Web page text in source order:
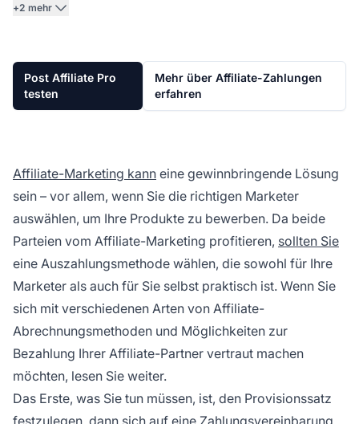
+2 mehr
Post Affiliate Pro
testen
Mehr über Affiliate-Zahlungen
erfahren
Affiliate-Marketing kann eine gewinnbringende Lösung
sein – vor allem, wenn Sie die richtigen Marketer
auswählen, um Ihre Produkte zu bewerben. Da beide
Parteien vom Affiliate-Marketing profitieren, sollten Sie
eine Auszahlungsmethode wählen, die sowohl für Ihre
Marketer als auch für Sie selbst praktisch ist. Wenn Sie
sich mit verschiedenen Arten von Affiliate-
Abrechnungsmethoden und Möglichkeiten zur
Bezahlung Ihrer Affiliate-Partner vertraut machen
möchten, lesen Sie weiter.
Das Erste, was Sie tun müssen, ist, den Provisionssatz
festzulegen, dann sich auf eine Zahlungsvereinbarung